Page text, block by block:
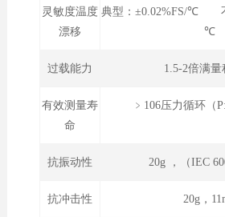
灵敏度温度
漂移
典型：±0.02%FS/℃
℃
过载能力 1.5-2倍满量
有效测量寿
命
﹥106压力循环（
抗振动性 20g ，（IEC
抗冲击性 20g，